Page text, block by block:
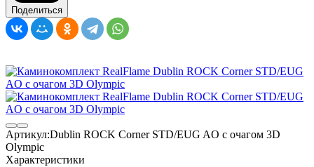
Поделиться
Артикул:Dublin ROCK Corner STD/EUG AO с очагом 3D
Olympic
Характеристики